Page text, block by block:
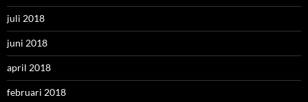
juli 2018
juni 2018
april 2018
februari 2018